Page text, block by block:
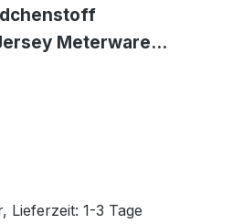
Meterware
Lieferzeit: 1-3 Tage